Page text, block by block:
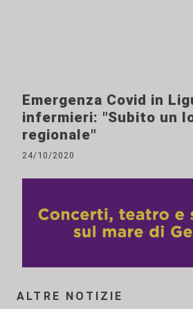
Emergenza Covid in
infermieri: "Subito un
regionale"
24/10/2020
ALTRE NOTIZIE